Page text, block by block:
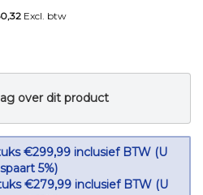
Excl. btw
over dit product
€299,99 inclusief BTW (U
5%)
€279,99 inclusief BTW (U